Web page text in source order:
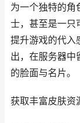
为一个独特的
士，甚至是一只
提升游戏的代入
出，在服务器中
的脸面与名片。
获取丰富皮肤资